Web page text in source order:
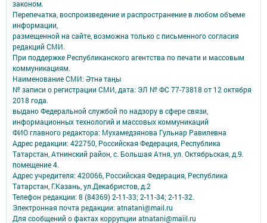
законом.
Перепечатка, воспроизведение и распространение в любом объеме
информации,
размещенной на сайте, возможна только с письменного согласия
редакций СМИ.
При поддержке Республиканского агентства по печати и массовым
коммуникациям.
Наименование СМИ: Әтнә таңы
№ записи о регистрации СМИ, дата: ЭЛ № ФС 77-73818 от 12 октября
2018 года.
выдано Федеральной службой по надзору в сфере связи,
информационных технологий и массовых коммуникаций
ФИО главного редактора: Мухамедзянова Гульнар Равилевна
Адрес редакции: 422750, Российская Федерация, Республика
Татарстан, Атнинский район, с. Большая Атня, ул. Октябрьская, д.9.
помещение 4.
Адрес учредителя: 420066, Российская Федерация, Республика
Татарстан, Г.Казань, ул.Декабристов, д.2
Телефон редакции: 8 (84369) 2-11-33; 2-11-34; 2-11-32.
Электронная почта редакции: atnatani@mail.ru
Для сообщений о фактах коррупции atnatani@maiil.ru